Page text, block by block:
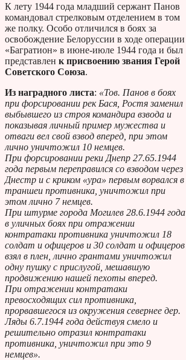
К лету 1944 года младший сержант Панов
командовал стрелковым отделением в том
же полку. Особо отличился в боях за
освобождение Белоруссии в ходе операции
«Багратион» в июне-июле 1944 года и был
представлен к присвоению звания Герой
Советского Союза.
Из наградного листа: «Тов. Панов в боях
при форсировании рек Бася, Ростя заменил
выбывшего из строя командира взвода и
показывая личный пример мужества и
отваги вел свой взвод вперед, при этом
лично уничтожил 10 немцев.
При форсировании реки Днепр 27.65.1944
года первым переправился со взводом через
Днестр и с криком «ура» первым ворвался в
траншеи противника, уничтожил при
этом лично 7 немцев.
При штурме города Могилев 28.6.1944 года
в уличных боях при отражении
контратаки противника уничтожил 18
солдат и офицеров и 30 солдат и офицеров
взял в плен, лично грантами уничтожил
одну пушку с прислугой, мешавшую
продвижению нашей пехоты вперед.
При отражении контратаки
превосходящих сил противника,
прорвавшегося из окружения севернее дер.
Ляды 6.7.1944 года действуя смело и
решительно отразил контратаки
противника, уничтожил при это 9
немцев».